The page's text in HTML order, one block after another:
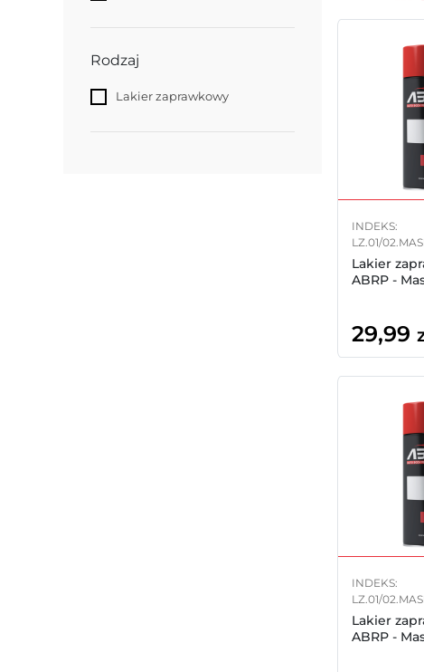
Rodzaj
Lakier zaprawkowy
INDEKS:
LZ.01/
Lakier
ABRP -
29,99
INDEKS:
LZ.01/
Lakier
ABRP -